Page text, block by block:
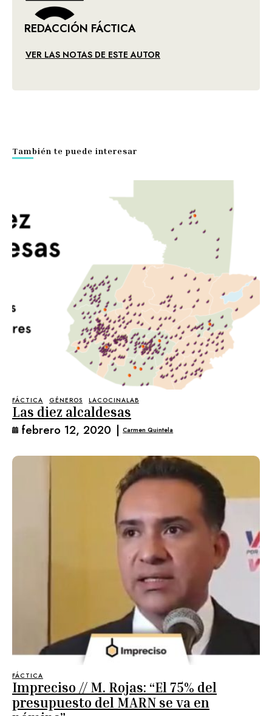
REDACCIÓN FÁCTICA
VER LAS NOTAS DE ESTE AUTOR
También te puede interesar
FÁCTICA GÉNEROS LACOCINALAB
Las diez alcaldesas
febrero 12, 2020 | Carmen Quintela
FÁCTICA
Impreciso // M. Rojas: “El 75% del
presupuesto del MARN se va en